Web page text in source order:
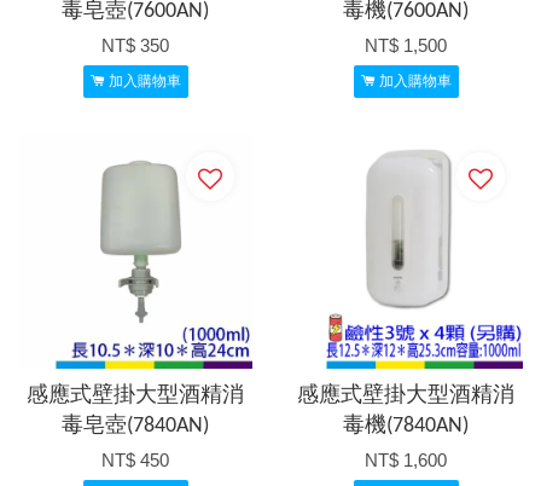
毒皂壺(7600AN)
NT$ 350
加入購物車
毒機(7600AN)
NT$ 1,500
加入購物車
感應式壁掛大型酒精消
毒皂壺(7840AN)
NT$ 450
感應式壁掛大型酒精消
毒機(7840AN)
NT$ 1,600